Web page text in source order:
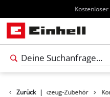
Zurück |
Werkzeug-Zubehör